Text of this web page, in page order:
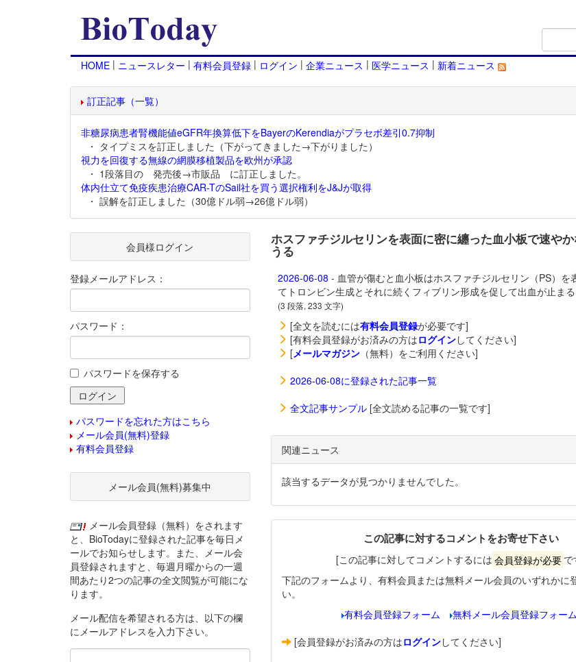
HOME | ニュースレター | 有料会員登録 | ログイン | 企業ニュース | 医学ニュース | 新着ニュース
訂正記事（一覧）
非糖尿病患者腎機能値eGFR年換算低下をBayerのKerendiaがプラセボ差引0.7抑制
・ タイプミスを訂正しました（下がってきました→下がりました）
視力を回復する無線の網膜移植製品を欧州が承認
・ 1段落目の 発売後→市販品 に訂正しました。
体内仕立て免疫疾患治療CAR-TのSail社を買う選択権利をJ&Jが取得
・ 誤解を訂正しました（30億ドル弱→26億ドル弱）
ホスファチジルセリンを表面に密に纏った血小板で速や
うる
2026-06-08 - 血管が傷むと血小板はホスファチジルセリン（PS）を
てトロンビン生成とそれに続くフィブリン形成を促して出血が止まる
(3 段落, 233 文字)
[全文を読むには有料会員登録が必要です]
[有料会員登録がお済みの方はログインしてください]
[メールマガジン（無料）をご利用ください]
2026-06-08に登録された記事一覧
全文記事サンプル[全文読める記事の一覧です]
関連ニュース
該当するデータが見つかりませんでした。
この記事に対するコメントをお寄せ下さい
[この記事に対してコメントするには 会員登録が必要 で
下記のフォームより、有料会員または無料メール会員のいずれかに
い。
有料会員登録フォーム
無料メール会員登録フォーム
[会員登録がお済みの方はログインしてください]
会員様ログイン
登録メールアドレス：
パスワード：
パスワードを保存する
パスワードを忘れた方はこちら
メール会員(無料)登録
有料会員登録
メール会員(無料)募集中
メール会員登録（無料）をされます
と、BioTodayに登録された記事を毎日メ
ールでお知らせします。また、メール会
員登録されますと、毎週月曜からの一週
間あたり2つの記事の全文閲覧が可能にな
ります。
メール配信を希望される方は、以下の欄
にメールアドレスを入力下さい。